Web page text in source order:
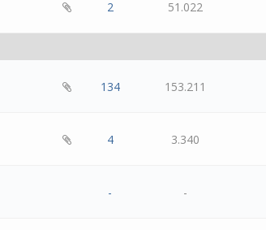
2 51.022
134 153.211
4 3.340
- -